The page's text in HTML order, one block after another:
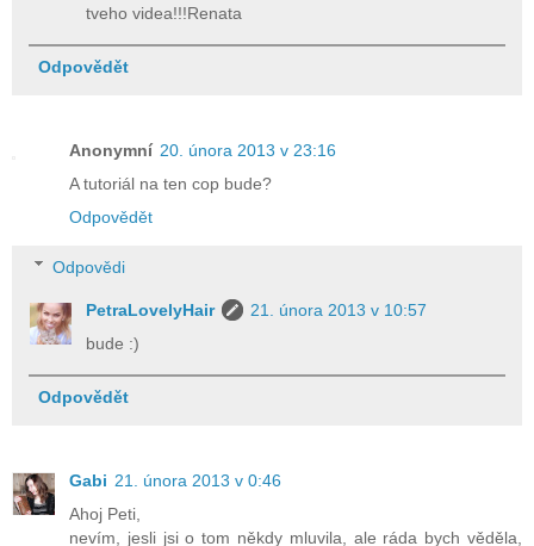
tveho videa!!!Renata
Odpovědět
Anonymní 20. února 2013 v 23:16
A tutoriál na ten cop bude?
Odpovědět
Odpovědi
PetraLovelyHair
21. února 2013 v 10:57
bude :)
Odpovědět
Gabi 21. února 2013 v 0:46
Ahoj Peti,
nevím, jesli jsi o tom někdy mluvila, ale ráda bych věděla,